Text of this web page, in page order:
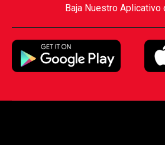
Baja Nuestro Aplicativo